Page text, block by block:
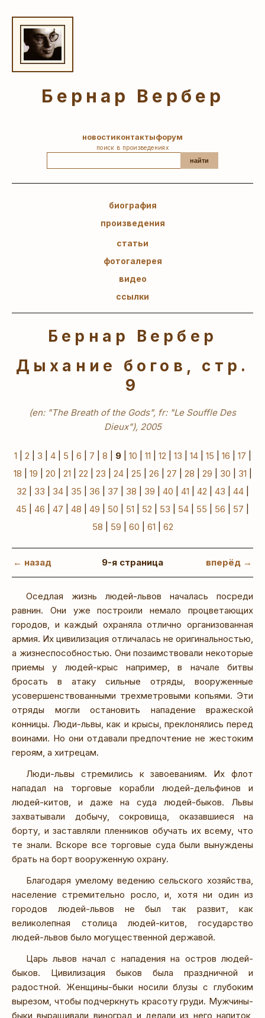
Бернар Вербер
новостиконтактыфорум
поиск в произведениях
найти
биография
произведения
статьи
фотогалерея
видео
ссылки
Бернар Вербер
Дыхание богов, стр.
9
(en: "The Breath of the Gods", fr: "Le Souffle Des
Dieux"), 2005
1 2 3 4| 5 6 7 8 9| 10 11 12 13 14| 15 16 17
18
19 20 21 22 23 24| 25 26 27 28 29 30 31
32
33 34| 35 36 37 38 39 40 41 42 43 44|
45
46 47 48 49 50 51 52 53 54 55 56 57
58
59 60 61 62
← назад 9-я страница вперёд →
Оседлая жизнь людей-львов началась посреди
равнин. Они уже построили немало процветающих
городов, и каждый охраняла отлично организованная
армия. Их цивилизация отличалась не оригинальностью,
а жизнеспособностью. Они позаимствовали некоторые
приемы у людей-крыс например, в начале битвы
бросать в атаку сильные отряды, вооруженные
усовершенствованными трехметровыми копьями. Эти
отряды могли остановить нападение вражеской
конницы. Люди-львы, как и крысы, преклонялись перед
воинами. Но они отдавали предпочтение не жестоким
героям, а хитрецам.
Люди-львы стремились к завоеваниям. Их флот
нападал на торговые корабли людей-дельфинов и
людей-китов, и даже на суда людей-быков. Львы
захватывали добычу, сокровища, оказавшиеся на
борту, и заставляли пленников обучать их всему, что
те знали. Вскоре все торговые суда были вынуждены
брать на борт вооруженную охрану.
Благодаря умелому ведению сельского хозяйства,
население стремительно росло, и, хотя ни один из
городов людей-львов не был так развит, как
великолепная столица людей-китов, государство
людей-львов было могущественной державой.
Царь львов начал с нападения на остров людей-
быков. Цивилизация быков была праздничной и
радостной. Женщины-быки носили блузы с глубоким
вырезом, чтобы подчеркнуть красоту груди. Мужчины-
быки выращивали виноград и делали из него напиток,